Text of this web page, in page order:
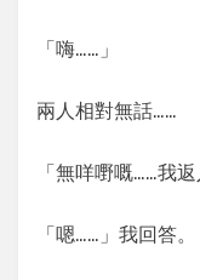
「嗨……」
兩人相對無話……
「無咩嘢嘅……我
「嗯……」我回答。